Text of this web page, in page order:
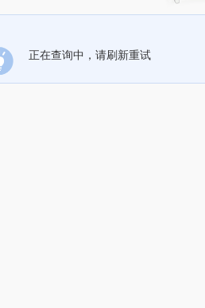
正在查询中，请刷新重试